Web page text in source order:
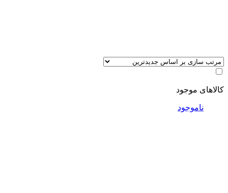
کالاهای موجود
ناموجود